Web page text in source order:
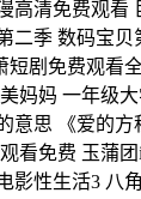
高清免费观看
二季 数码宝
短剧免费观看
妈妈 一年级
意思 《爱的方
看免费 玉蒲
影性生活3 八